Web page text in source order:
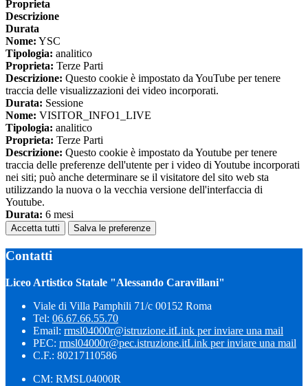
Proprieta
Descrizione
Durata
Nome: YSC
Tipologia: analitico
Proprieta: Terze Parti
Descrizione: Questo cookie è impostato da YouTube per tenere
traccia delle visualizzazioni dei video incorporati.
Durata: Sessione
Nome: VISITOR_INFO1_LIVE
Tipologia: analitico
Proprieta: Terze Parti
Descrizione: Questo cookie è impostato da Youtube per tenere
traccia delle preferenze dell'utente per i video di Youtube incorporati
nei siti; può anche determinare se il visitatore del sito web sta
utilizzando la nuova o la vecchia versione dell'interfaccia di
Youtube.
Durata: 6 mesi
Accetta tutti Salva le preferenze
Contatti
Liceo Artistico Statale "Alessando Caravillani"
Viale di Villa Pamphili 71/c 00152 Roma
Tel: 06.67.66.55.70
Email: rmsl04000r@istruzione.itLink per inviare una mail
PEC: rmsl04000r@pec.istruzione.itLink per inviare una mail
C.F.: 80217110586
CM: RMSL04000R